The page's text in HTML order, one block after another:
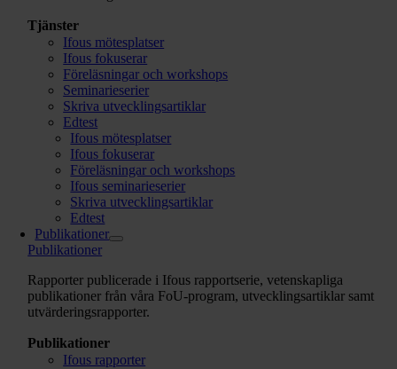
Tjänster
Ifous mötesplatser
Ifous fokuserar
Föreläsningar och workshops
Seminarieserier
Skriva utvecklingsartiklar
Edtest
Ifous mötesplatser
Ifous fokuserar
Föreläsningar och workshops
Ifous seminarieserier
Skriva utvecklingsartiklar
Edtest
Publikationer
Publikationer
Rapporter publicerade i Ifous rapportserie, vetenskapliga
publikationer från våra FoU-program, utvecklingsartiklar samt
utvärderingsrapporter.
Publikationer
Ifous rapporter